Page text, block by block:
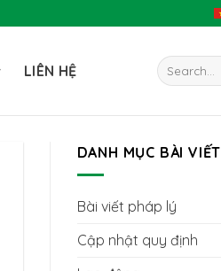
LIÊN HỆ
DANH MỤC BÀI VIẾT
Bài viết pháp lý
Cập nhật quy định